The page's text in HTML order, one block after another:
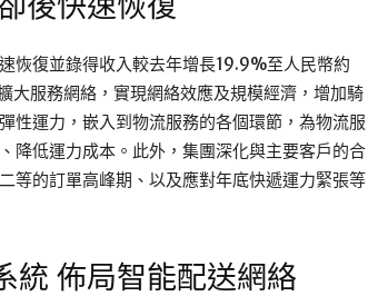
恢復並錄得收入較去年增長19.9%至人民幣約
服務網絡，實現網絡效應及規模經濟，增加騎
性運力，嵌入到物流服務的各個環節，為物流服
降低運力成本。此外，集團深化與主要客戶的合
等的訂單高峰期、以及應對年底快遞運力緊張等
統 佈局智能配送網絡